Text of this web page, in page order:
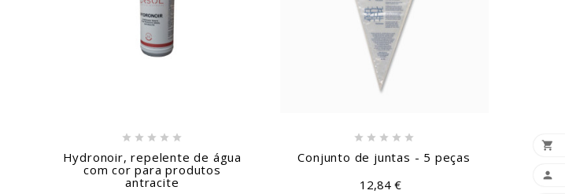
    
Hydronoir, repelente de água
com cor para produtos
antracite
    
Conjunto de juntas - 5 peças
12,84 €

